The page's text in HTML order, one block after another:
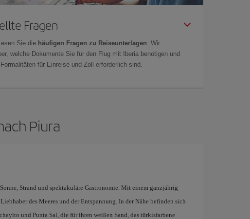
Fragen
Sie die häufigen Fragen zu Reiseunterlagen: Wir
welche Dokumente Sie für den Flug mit Iberia benötigen und
für Einreise und Zoll erforderlich sind.
Piura
Strand und spektakuläre Gastronomie. Mit einem ganzjährig
des Meeres und der Entspannung. In der Nähe befinden sich
und Punta Sal, die für ihren weißen Sand, das türkisfarbene